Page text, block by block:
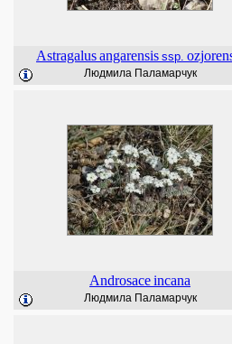
Astragalusangarensis ssp.
Людмила Паламарчук
Androsaceincana
Людмила Паламарчук